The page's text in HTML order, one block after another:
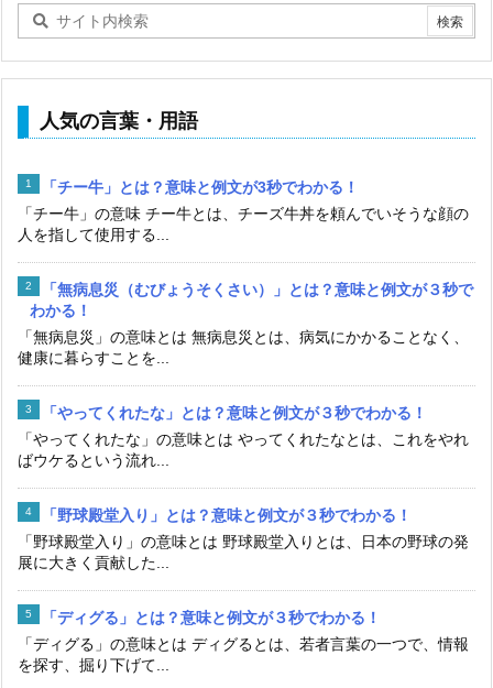
人気の言葉・用語
「チー牛」とは？意味と例文が3秒でわかる！
「チー牛」の意味 チー牛とは、チーズ牛丼を頼んでいそうな顔の
人を指して使用する...
「無病息災（むびょうそくさい）」とは？意味と例文が３秒で
わかる！
「無病息災」の意味とは 無病息災とは、病気にかかることなく、
健康に暮らすことを...
「やってくれたな」とは？意味と例文が３秒でわかる！
「やってくれたな」の意味とは やってくれたなとは、これをやれ
ばウケるという流れ...
「野球殿堂入り」とは？意味と例文が３秒でわかる！
「野球殿堂入り」の意味とは 野球殿堂入りとは、日本の野球の発
展に大きく貢献した...
「ディグる」とは？意味と例文が３秒でわかる！
「ディグる」の意味とは ディグるとは、若者言葉の一つで、情報
を探す、掘り下げて...